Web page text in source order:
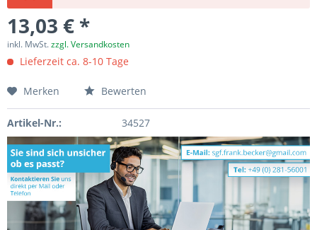
13,03 € *
inkl. MwSt.zzgl. Versandkosten
Lieferzeit ca. 8-10 Tage
Merken Bewerten
Artikel-Nr.: 34527